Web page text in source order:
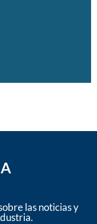
las noticias y